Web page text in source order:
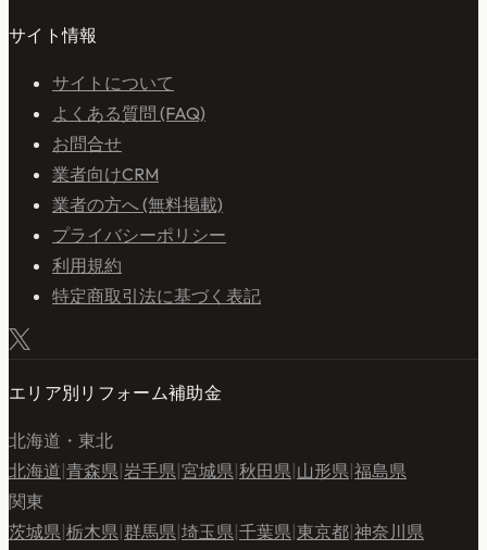
サイト情報
サイトについて
よくある質問 (FAQ)
お問合せ
業者向けCRM
業者の方へ (無料掲載)
プライバシーポリシー
利用規約
特定商取引法に基づく表記
エリア別リフォーム補助金
北海道・東北
北海道 青森県 岩手県 宮城県 秋田県 山形県 福島県
関東
茨城県 栃木県 群馬県 埼玉県 千葉県 東京都 神奈川県